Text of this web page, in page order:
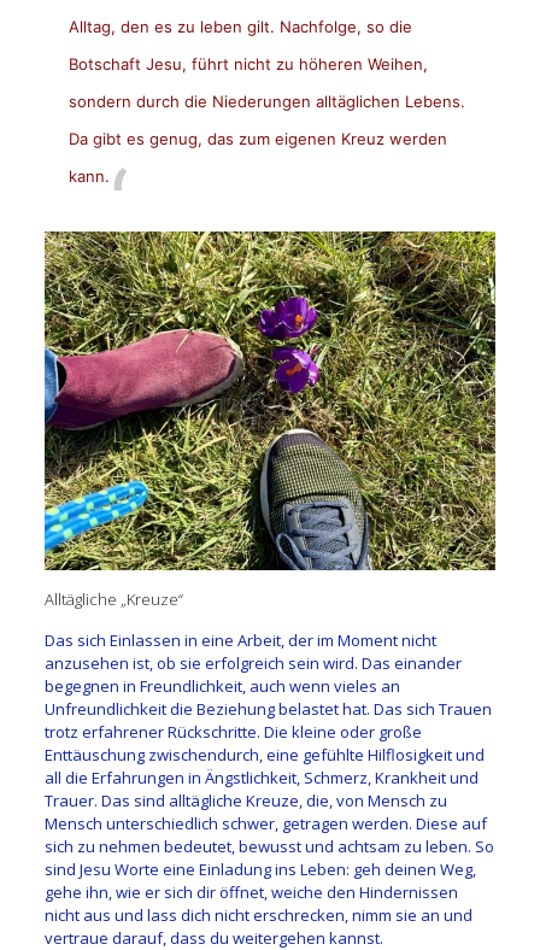
Alltag, den es zu leben gilt. Nachfolge, so die
Botschaft Jesu, führt nicht zu höheren Weihen,
sondern durch die Niederungen alltäglichen Lebens.
Da gibt es genug, das zum eigenen Kreuz werden
kann.
Alltägliche „Kreuze“
Das sich Einlassen in eine Arbeit, der im Moment nicht
anzusehen ist, ob sie erfolgreich sein wird. Das einander
begegnen in Freundlichkeit, auch wenn vieles an
Unfreundlichkeit die Beziehung belastet hat. Das sich Trauen
trotz erfahrener Rückschritte. Die kleine oder große
Enttäuschung zwischendurch, eine gefühlte Hilflosigkeit und
all die Erfahrungen in Ängstlichkeit, Schmerz, Krankheit und
Trauer. Das sind alltägliche Kreuze, die, von Mensch zu
Mensch unterschiedlich schwer, getragen werden. Diese auf
sich zu nehmen bedeutet, bewusst und achtsam zu leben. So
sind Jesu Worte eine Einladung ins Leben: geh deinen Weg,
gehe ihn, wie er sich dir öffnet, weiche den Hindernissen
nicht aus und lass dich nicht erschrecken, nimm sie an und
vertraue darauf, dass du weitergehen kannst.